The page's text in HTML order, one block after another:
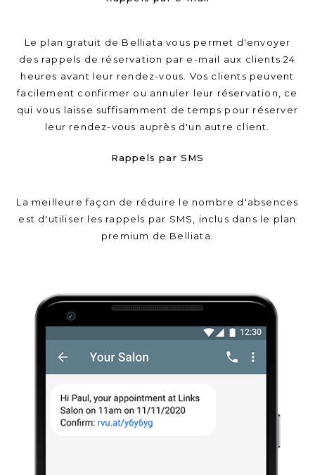
Le plan gratuit de Belliata vous permet d'envoyer
des rappels de réservation par e-mail aux clients 24
heures avant leur rendez-vous. Vos clients peuvent
facilement confirmer ou annuler leur réservation, ce
qui vous laisse suffisamment de temps pour réserver
leur rendez-vous auprès d'un autre client.
Rappels par SMS
La meilleure façon de réduire le nombre d'absences
est d'utiliser les rappels par SMS, inclus dans le plan
premium de Belliata.